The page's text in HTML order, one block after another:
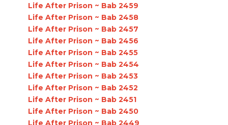
Life After Prison ~ Bab 2459
Life After Prison ~ Bab 2458
Life After Prison ~ Bab 2457
Life After Prison ~ Bab 2456
Life After Prison ~ Bab 2455
Life After Prison ~ Bab 2454
Life After Prison ~ Bab 2453
Life After Prison ~ Bab 2452
Life After Prison ~ Bab 2451
Life After Prison ~ Bab 2450
Life After Prison ~ Bab 2449